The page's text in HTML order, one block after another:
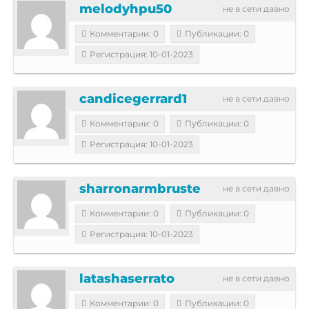
не в сети давно
melodyhpu50
Комментарии: 0
Публикации: 0
Регистрация: 10-01-2023
не в сети давно
candicegerrard1
Комментарии: 0
Публикации: 0
Регистрация: 10-01-2023
не в сети давно
sharronarmbruste
Комментарии: 0
Публикации: 0
Регистрация: 10-01-2023
не в сети давно
latashaserrato
Комментарии: 0
Публикации: 0